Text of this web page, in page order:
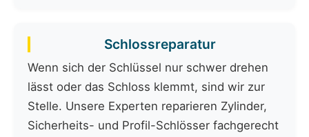
Schlossreparatur
Wenn sich der Schlüssel nur schwer drehen
lässt oder das Schloss klemmt, sind wir zur
Stelle. Unsere Experten reparieren Zylinder,
Sicherheits- und Profil-Schlösser fachgerecht